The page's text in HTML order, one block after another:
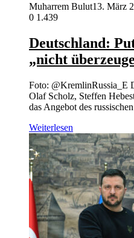
Muharrem Bulut13. März
0 1.439
Deutschland:
„nicht
Foto: @KremlinRussia_E
Olaf Scholz, Steffen
das Angebot des
Weiterlesen